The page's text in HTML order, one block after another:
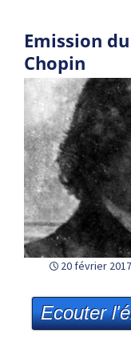
Emission
Chopin
20 février 2017
Ecouter